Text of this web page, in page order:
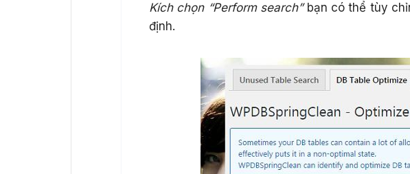
Kích chọn “Perform search”bạn có thể tùy
định.